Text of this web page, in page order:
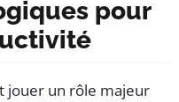
pour
jouer un rôle majeur